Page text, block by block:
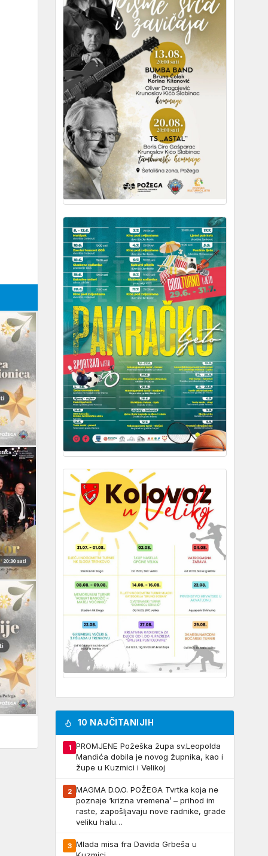
10 NAJČITANIJIH
1
PROMJENE Požeška župa sv.Leopolda
Mandića dobila je novog župnika, kao i
župe u Kuzmici i Velikoj
2 MAGMA D.O.O. POŽEGA Tvrtka koja ne
poznaje ‘krizna vremena’ – prihod im
raste, zapošljavaju nove radnike, grade
veliku halu…
3 Mlada misa fra Davida Grbeša u